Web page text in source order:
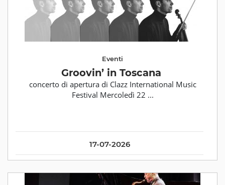
17-07-2026
Eventi
Groovin’ in Toscana
concerto di apertura di Clazz International Music
Festival Mercoledì 22 ...